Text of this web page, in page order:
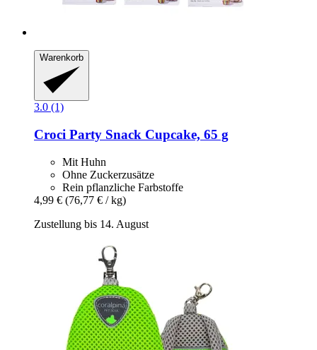
Warenkorb
3.0 (1)
Croci Party Snack Cupcake, 65 g
Mit Huhn
Ohne Zuckerzusätze
Rein pflanzliche Farbstoffe
4,99 € (76,77 € / kg)
Zustellung bis 14. August